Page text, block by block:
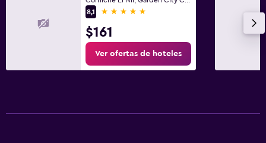
8,1
5 estrellas
$161
Ver ofertas de hoteles